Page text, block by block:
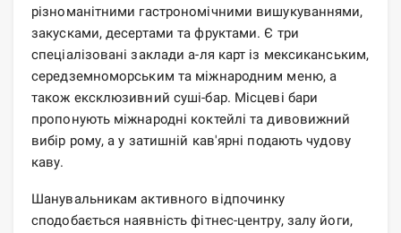
різноманітними гастрономічними вишукуваннями,
закусками, десертами та фруктами. Є три
спеціалізовані заклади а-ля карт із мексиканським,
середземноморським та міжнародним меню, а
також ексклюзивний суші-бар. Місцеві бари
пропонують міжнародні коктейлі та дивовижний
вибір рому, а у затишній кав'ярні подають чудову
каву.
Шанувальникам активного відпочинку
сподобається наявність фітнес-центру, залу йоги,